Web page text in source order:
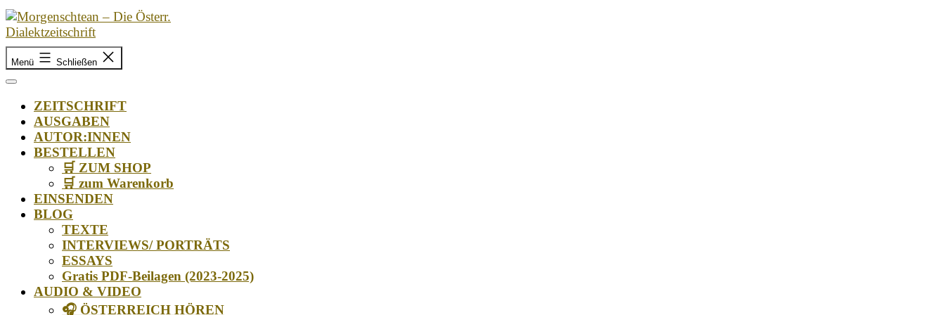
Zum
Inhalt
springen
Morgenschtean
Die
Dialektzeitschrift
Menü Schließen
ZEITSCHRIFT
AUSGABEN
AUTOR:INNEN
BESTELLEN
🛒 ZUM SHOP
🛒 zum Warenkorb
EINSENDEN
BLOG
TEXTE
INTERVIEWS/ PORTRÄTS
ESSAYS
Gratis PDF-Beilagen (2023-2025)
AUDIO & VIDEO
🎧 ÖSTERREICH HÖREN